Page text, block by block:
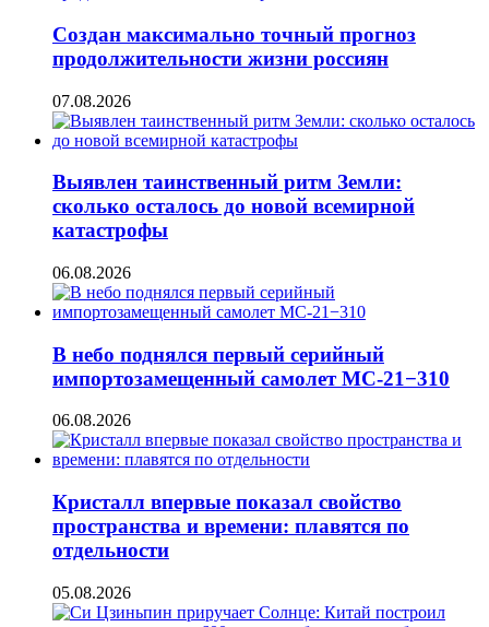
Создан максимально точный прогноз
продолжительности жизни россиян
07.08.2026
Выявлен таинственный ритм Земли:
сколько осталось до новой всемирной
катастрофы
06.08.2026
В небо поднялся первый серийный
импортозамещенный самолет МС-21−310
06.08.2026
Кристалл впервые показал свойство
пространства и времени: плавятся по
отдельности
05.08.2026